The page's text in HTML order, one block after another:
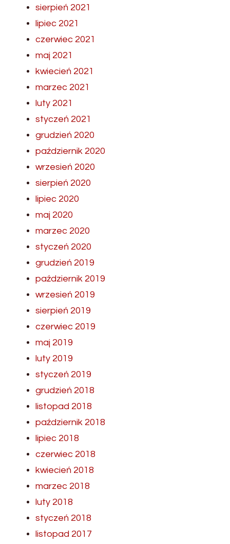
sierpień 2021
lipiec 2021
czerwiec 2021
maj 2021
kwiecień 2021
marzec 2021
luty 2021
styczeń 2021
grudzień 2020
październik 2020
wrzesień 2020
sierpień 2020
lipiec 2020
maj 2020
marzec 2020
styczeń 2020
grudzień 2019
październik 2019
wrzesień 2019
sierpień 2019
czerwiec 2019
maj 2019
luty 2019
styczeń 2019
grudzień 2018
listopad 2018
październik 2018
lipiec 2018
czerwiec 2018
kwiecień 2018
marzec 2018
luty 2018
styczeń 2018
listopad 2017